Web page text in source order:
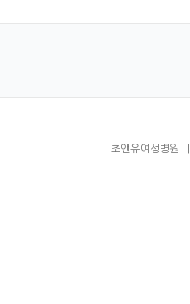
초앤유여성병